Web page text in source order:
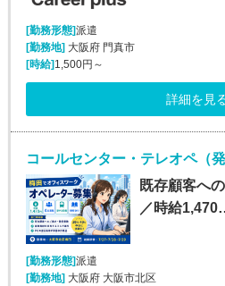
[勤務形態]派遣
[勤務地] 大阪府 門真市
[時給] 1,500円～
詳細を見
既存顧客へ
／時給
[勤務形態]派遣
[勤務地] 大阪府 大阪市北区